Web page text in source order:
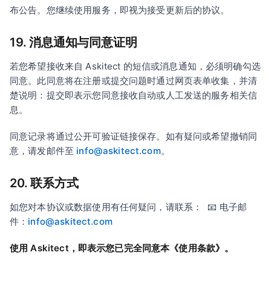
布公告。您继续使用服务，即视为接受更新后的协议。
19. 消息通知与同意证明
若您希望接收来自 Askitect 的短信或消息通知，必须明确勾选
同意。此同意将在注册或提交问题时通过网页表单收集，并清
楚说明：提交即表示您同意接收自动或人工发送的服务相关信
息。
同意记录将通过公开可验证链接保存。如有疑问或希望撤销同
意，请发邮件至 info@askitect.com。
20. 联系方式
如您对本协议或数据使用有任何疑问，请联系： 📧 电子邮
件： info@askitect.com
使用 Askitect，即表示您已完全同意本《使用条款》。